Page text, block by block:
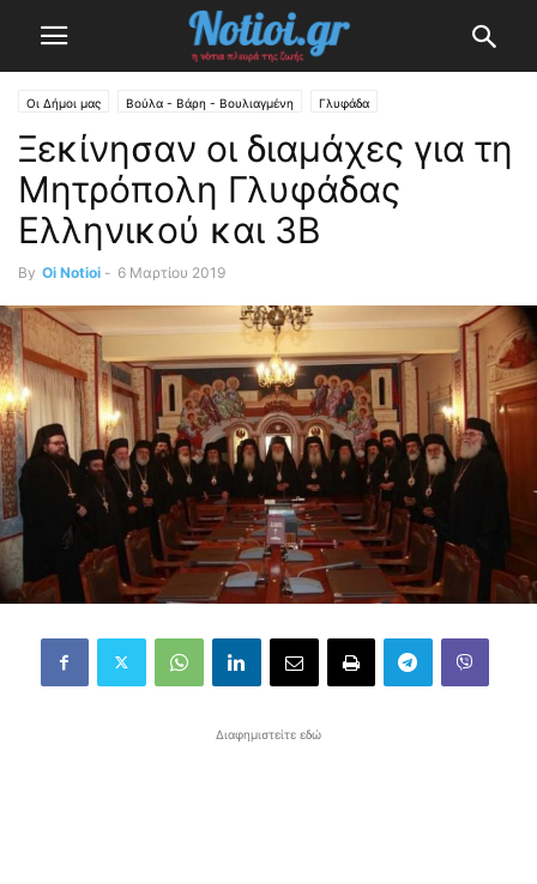
Οι Δήμοι μας Βούλα - Βάρη - Βουλιαγμένη Γλυφάδα
Ξεκίνησαν οι διαμάχες για τη
Μητρόπολη Γλυφάδας
Ελληνικού και 3Β
By Oi Notioi - 6 Μαρτίου 2019
Διαφημιστείτε εδώ